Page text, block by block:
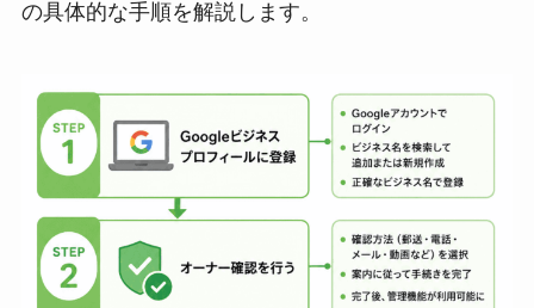
の具体的な手順を解説します。